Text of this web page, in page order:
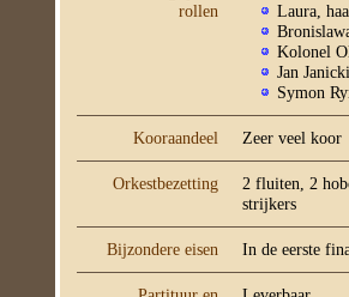
rollen
Laura,
Kolonel
Jan
Symon
Kooraandeel Zeer veel koor
Orkestbezetting
2 fluiten, 2
strijkers
Bijzondere eisen In de eerste